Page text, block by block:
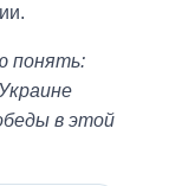
понять:
в этой